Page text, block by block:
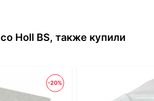
Holl BS, также купили
-20%